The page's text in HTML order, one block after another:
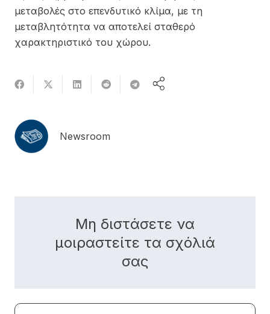
μεταβολές στο επενδυτικό κλίμα, με τη
μεταβλητότητα να αποτελεί σταθερό
χαρακτηριστικό του χώρου.
Newsroom
Μη διστάσετε να
μοιραστείτε τα σχόλιά
σας